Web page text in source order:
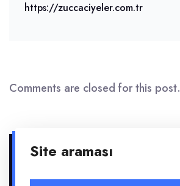
https://zuccaciyeler.com.tr
Comments are closed for this post.
Site araması